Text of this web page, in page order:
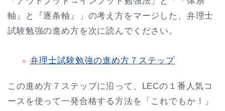
軸』と『逐条軸』」の考え方をマージした、弁理士
試験勉強の進め方を次に読んでください。
弁理士試験勉強の進め方７ステップ
この進め方７ステップに沿って、LECの１番人気コ
ースを使って一発合格する方法を「これでもか！」